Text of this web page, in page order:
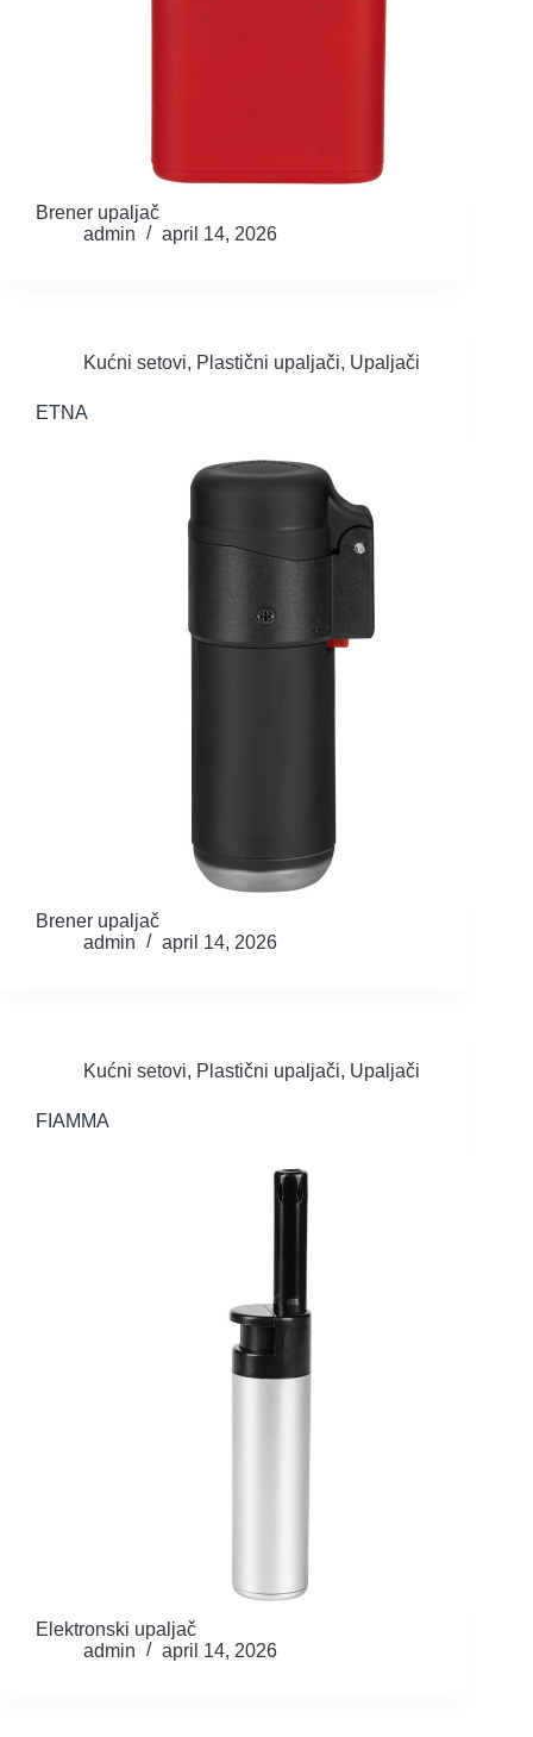
Brener upaljač
admin
april 14, 2026
Kućni setovi, Plastični upaljači, Upaljači
ETNA
Brener upaljač
admin
april 14, 2026
Kućni setovi, Plastični upaljači, Upaljači
FIAMMA
Elektronski upaljač
admin
april 14, 2026